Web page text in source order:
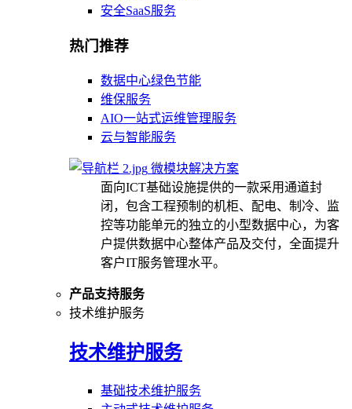
安全SaaS服务
热门推荐
数据中心绿色节能
维保服务
AIO一站式运维管理服务
云与智能服务
微模块解决方案
面向ICT基础设施提供的一款采用通道封
闭，包含工程预制的机柜、配电、制冷、监
控等功能单元的独立的小型数据中心，为客
户提供数据中心整体产品及交付，全面提升
客户IT服务管理水平。
产品支持服务
技术维护服务
技术维护服务
基础技术维护服务